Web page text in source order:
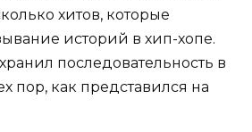
хитов, которые
историй в хип-хопе.
последовательность в
пор, как представился на